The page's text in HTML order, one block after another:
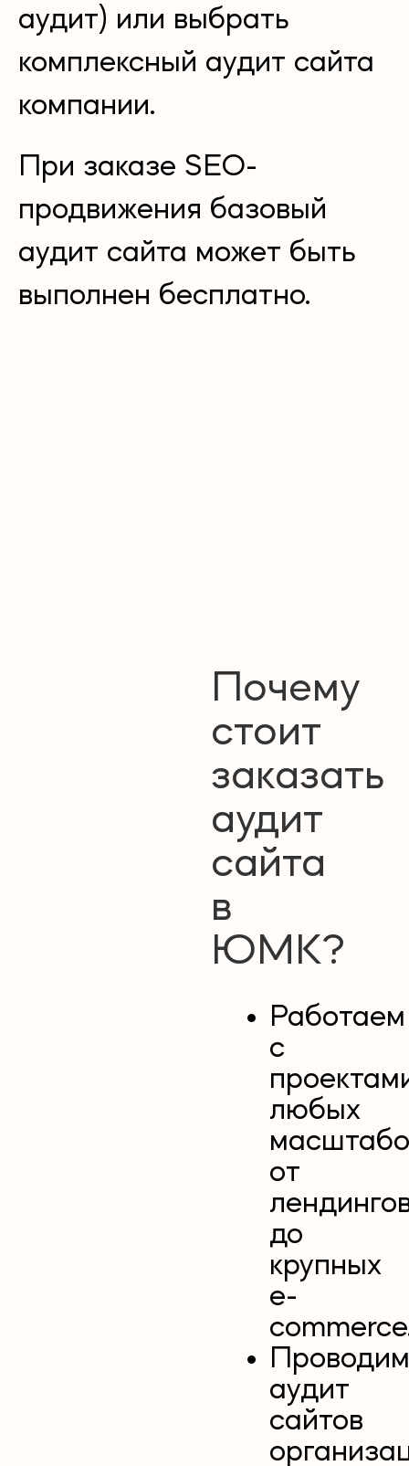
аудит) или выбрать
комплексный аудит сайта
компании.
При заказе SEO-
продвижения базовый
аудит сайта может быть
выполнен бесплатно.
Почему
стоит
заказать
аудит
сайта
в
ЮМК?
Работаем
с
любых
от
до
крупных
e-
Проводим
аудит
сайтов